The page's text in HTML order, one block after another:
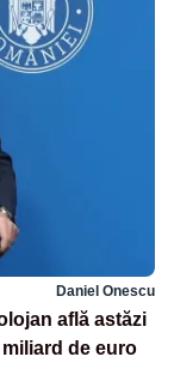
Daniel Onescu
află astăzi
de euro